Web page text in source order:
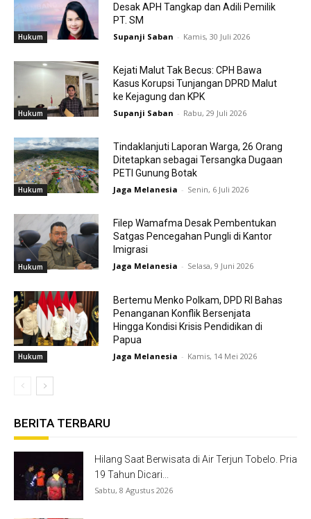
Hukum
Desak APH Tangkap dan Adili Pemilik
PT. SM
Supanji Saban - Kamis, 30 Juli 2026
Hukum
Kejati Malut Tak Becus: CPH Bawa
Kasus Korupsi Tunjangan DPRD Malut
ke Kejagung dan KPK
Supanji Saban - Rabu, 29 Juli 2026
Hukum
Tindaklanjuti Laporan Warga, 26 Orang
Ditetapkan sebagai Tersangka Dugaan
PETI Gunung Botak
Jaga Melanesia - Senin, 6 Juli 2026
Hukum
Filep Wamafma Desak Pembentukan
Satgas Pencegahan Pungli di Kantor
Imigrasi
Jaga Melanesia - Selasa, 9 Juni 2026
Hukum
Bertemu Menko Polkam, DPD RI Bahas
Penanganan Konflik Bersenjata
Hingga Kondisi Krisis Pendidikan di
Papua
Jaga Melanesia - Kamis, 14 Mei 2026
BERITA TERBARU
Hilang Saat Berwisata di Air Terjun Tobelo. Pria
19 Tahun Dicari...
Sabtu, 8 Agustus 2026